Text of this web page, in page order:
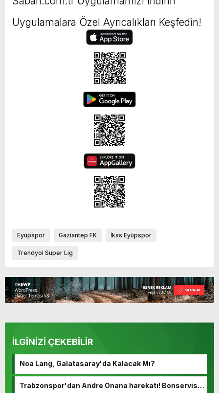
Uygulamalara Özel Ayrıcalıkları Keşfedin!
Eyüpspor Gaziantep FK İkas Eyüpspor
Trendyol Süper Lig
İLGİNİZİ ÇEKEBİLİR
Noa Lang, Galatasaray'da Kalacak Mı?
Trabzonspor'dan Andre Onana harekatı! Bonservisi